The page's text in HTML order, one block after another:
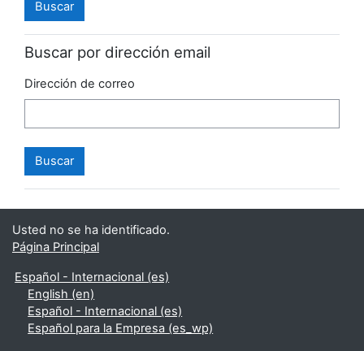
Buscar por dirección email
Dirección de correo
Usted no se ha identificado.
Página Principal
Español - Internacional ‎(es)‎
English ‎(en)‎
Español - Internacional ‎(es)‎
Español para la Empresa ‎(es_wp)‎